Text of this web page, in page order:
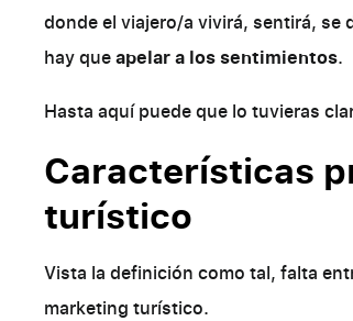
donde el viajero/a vivirá, sentirá, se
hay queapelar a los sentimientos.
Hasta aquí puede que lo tuvieras
Características
turístico
Vista la definición como tal, falta
marketing turístico.